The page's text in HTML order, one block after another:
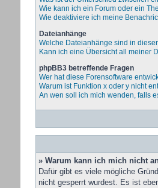
Wie kann ich ein Forum oder ein
Wie deaktiviere ich meine
Dateianhänge
Welche Dateianhänge sind in
Kann ich eine Übersicht all meiner
phpBB3 betreffende Fragen
Wer hat diese Forensoftware
Warum ist Funktion x oder y nicht
An wen soll ich mich wenden, falls
» Warum kann ich mich nicht
Dafür gibt es viele mögliche
nicht gesperrt wurdest. Es ist